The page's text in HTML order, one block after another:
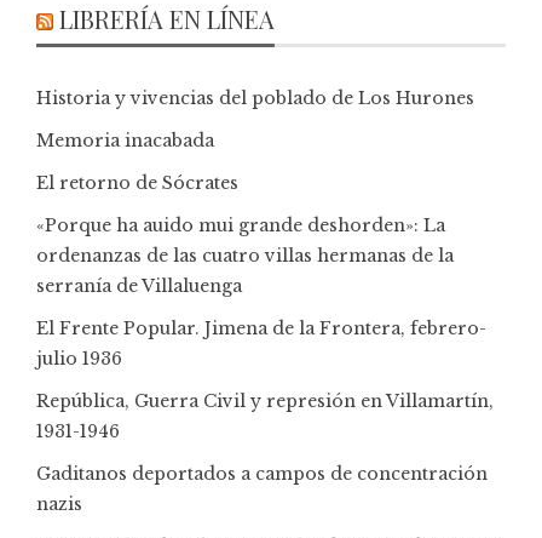
LIBRERÍA EN LÍNEA
Historia y vivencias del poblado de Los Hurones
Memoria inacabada
El retorno de Sócrates
«Porque ha auido mui grande deshorden»: La
ordenanzas de las cuatro villas hermanas de la
serranía de Villaluenga
El Frente Popular. Jimena de la Frontera, febrero-
julio 1936
República, Guerra Civil y represión en Villamartín,
1931-1946
Gaditanos deportados a campos de concentración
nazis